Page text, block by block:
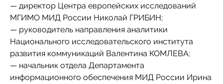
— директор Центра европейских исследований
МГИМО МИД России Николай ГРИБИН;
— руководитель направления аналитики
Национального исследовательского института
развития коммуникаций Валентина КОМЛЕВА;
— начальник отдела Департамента
информационного обеспечения МИД России Ирина